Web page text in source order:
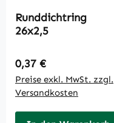
Runddichtring
26x2,5
Regulärer Preis:
0,37 €
Preise exkl. MwSt. zzgl.
Versandkosten